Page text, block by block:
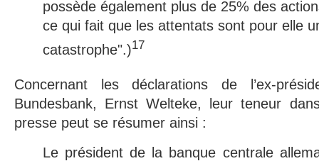
possède également plus de 25% des
ce qui fait que les attentats sont pour elle
catastrophe".)17
Concernant les déclarations de l’ex-
Bundesbank, Ernst Welteke, leur teneur
presse peut se résumer ainsi :
Le président de la banque centrale